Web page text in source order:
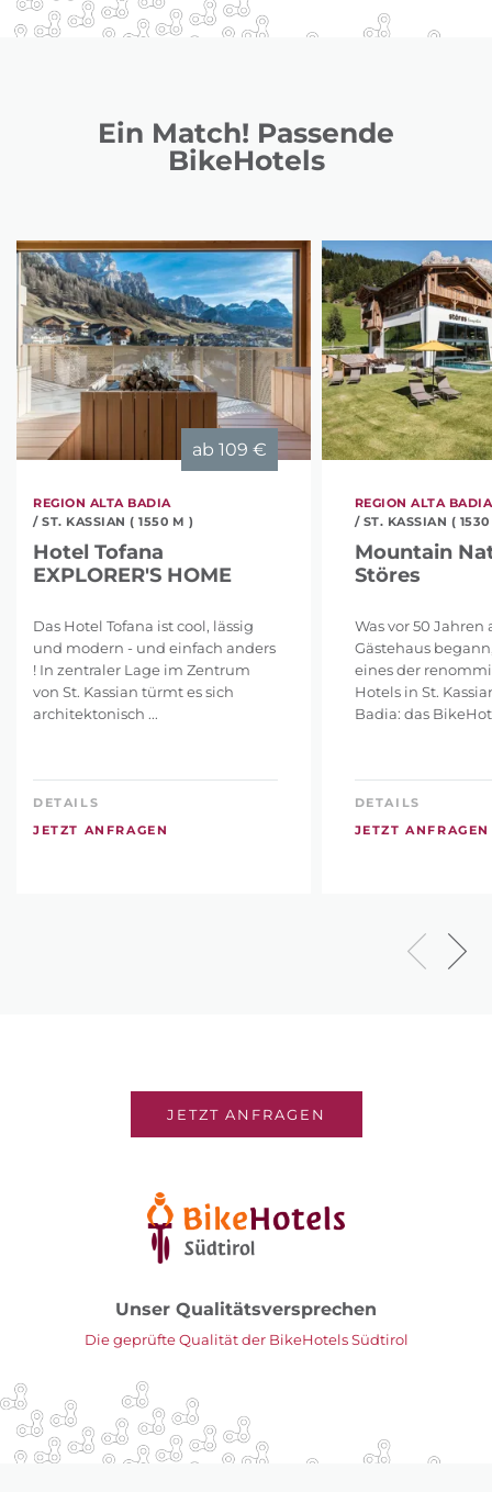
Ein Match! Passende
BikeHotels
ab 109 €
REGION ALTA BADIA
/ ST. KASSIAN ( 1550 M )
Hotel Tofana
EXPLORER'S HOME
Das Hotel Tofana ist cool, lässig
und modern - und einfach anders
! In zentraler Lage im Zentrum
von St. Kassian türmt es sich
architektonisch ...
DETAILS
JETZT ANFRAGEN
REGION ALTA BADIA
/ ST. KASSIAN (
Mountain
Störes
Was vor 50 Jahren
Gästehaus
eines der
Hotels in St.
Badia: das
DETAILS
JETZT ANFRAGEN
JETZT ANFRAGEN
Unser Qualitätsversprechen
Die geprüfte Qualität der BikeHotels Südtirol